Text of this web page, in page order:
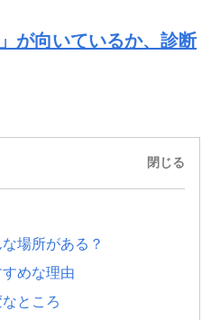
が向いているか、診断
閉じる
場所がある？
めな理由
ところ